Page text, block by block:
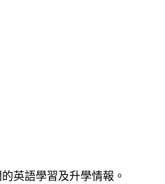
英語學習及升學情報。